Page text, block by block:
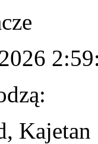
Kajetan